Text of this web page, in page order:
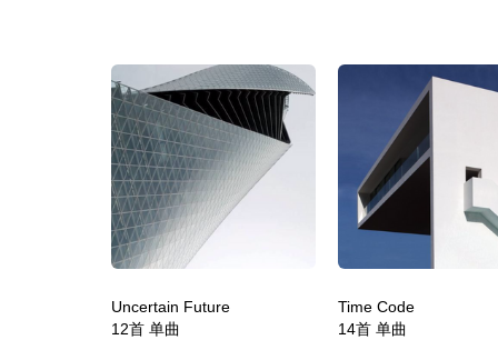
Uncertain Future
12首 单曲
Time Code
14首 单曲